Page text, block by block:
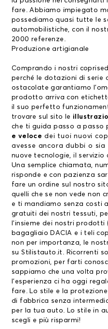
fare. Abbiamo impiegato
possediamo quasi tutte le
automobilistiche, con il
2000 referenze.
Produzione artigianale
Comprando i nostri
perché le dotazioni di serie
ostacolate garantiamo
prodotto arriva con
il suo perfetto
trovare sul sito le
che ti guida passo a passo
e veloce dei tuoi nuovi
avesse ancora dubbi o sia
nuove tecnologie, il servizio
Una semplice chiamata,
risponde e con pazienza
fare un ordine sul nostro
quelli che se non vede non
e ti mandiamo senza costi
gratuiti dei nostri tessuti,
l’insieme dei nostri
bagagliaio DACIA e i teli
non per importanza, le
su Stilistauto.it. Ricorrenti
promozioni, per farti
sappiamo che una volta
l’esperienza ci ha oggi
fare. Lo stile e la
di fabbrica senza
per la tua auto. Lo stile in
scegli e più risparmi!